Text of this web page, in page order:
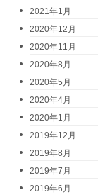
2021年1月
2020年12月
2020年11月
2020年8月
2020年5月
2020年4月
2020年1月
2019年12月
2019年8月
2019年7月
2019年6月